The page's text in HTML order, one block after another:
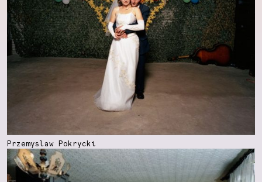
Przemyslaw Pokrycki